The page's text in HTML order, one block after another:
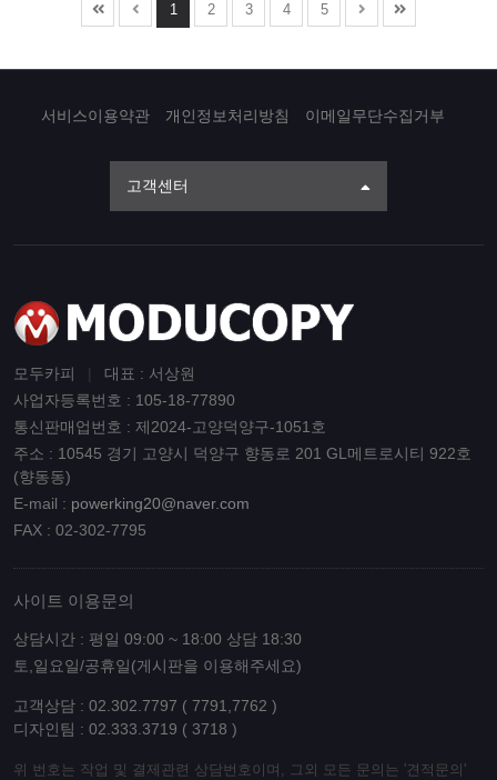
1 2 3 4 5
서비스이용약관 개인정보처리방침 이메일무단수집거부
고객센터
모두카피
대표 : 서상원
사업자등록번호 : 105-18-77890
통신판매업번호 : 제2024-고양덕양구-1051호
주소 : 10545 경기 고양시 덕양구 향동로 201 GL메트로시티 922호
(향동동)
E-mail : powerking20@naver.com
FAX : 02-302-7795
사이트 이용문의
상담시간 : 평일 09:00 ~ 18:00 상담 18:30
토,일요일/공휴일(게시판을 이용해주세요)
고객상담 : 02.302.7797 ( 7791,7762 )
디자인팀 : 02.333.3719 ( 3718 )
위 번호는 작업 및 결제관련 상담번호이며, 그외 모든 문의는 '견적문의'